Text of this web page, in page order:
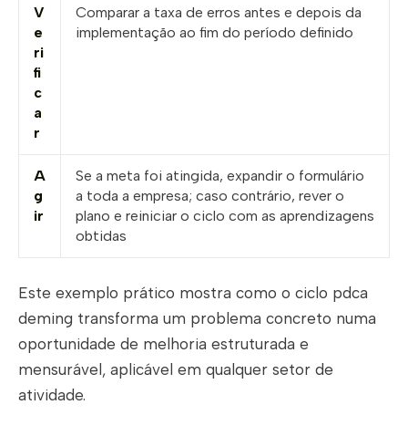
V
e
ri
fi
c
a
r
Comparar a taxa de erros antes e depois da
implementação ao fim do período definido
A
g
ir
Se a meta foi atingida, expandir o formulário
a toda a empresa; caso contrário, rever o
plano e reiniciar o ciclo com as aprendizagens
obtidas
Este exemplo prático mostra como o ciclo pdca
deming transforma um problema concreto numa
oportunidade de melhoria estruturada e
mensurável, aplicável em qualquer setor de
atividade.